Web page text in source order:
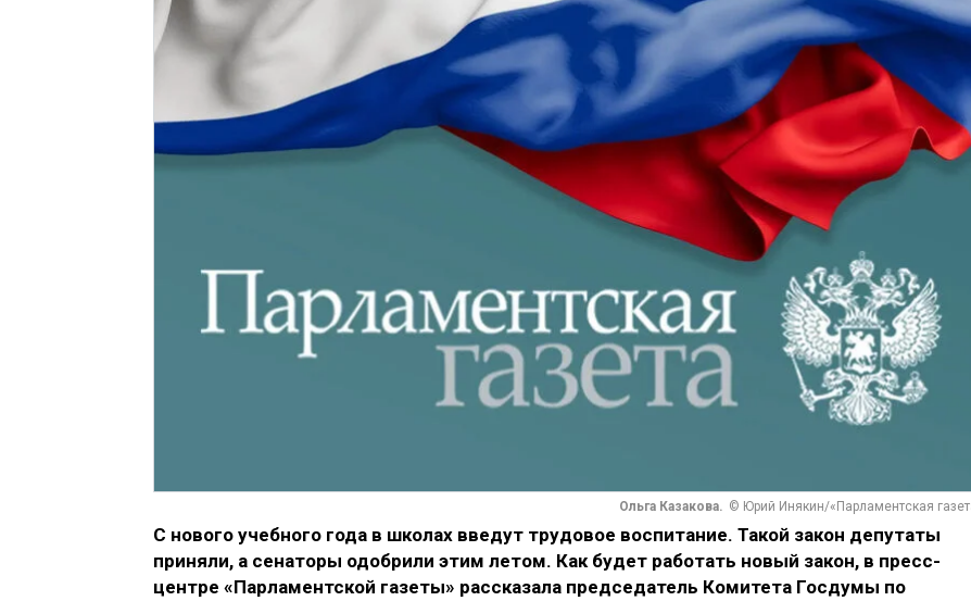
Ольга Казакова. © Юрий Инякин/«Парламентская
С нового учебного года в школах введут трудовое воспитание. Такой закон депутаты
приняли, а сенаторы одобрили этим летом. Как будет работать новый закон, в пресс-
центре «Парламентской газеты» рассказала председатель Комитета Госдумы по